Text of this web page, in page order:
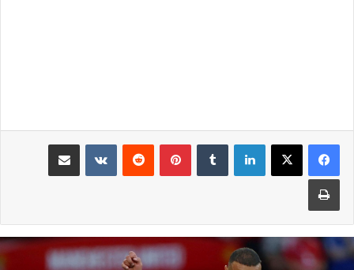
لينكدإن بينتيريست
مشاركة عبر البريد
طباعة